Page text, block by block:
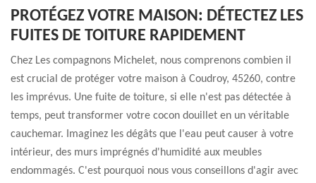
PROTÉGEZ VOTRE MAISON: DÉTECTEZ LES
FUITES DE TOITURE RAPIDEMENT
Chez Les compagnons Michelet, nous comprenons combien il
est crucial de protéger votre maison à Coudroy, 45260, contre
les imprévus. Une fuite de toiture, si elle n'est pas détectée à
temps, peut transformer votre cocon douillet en un véritable
cauchemar. Imaginez les dégâts que l'eau peut causer à votre
intérieur, des murs imprégnés d'humidité aux meubles
endommagés. C'est pourquoi nous vous conseillons d'agir avec